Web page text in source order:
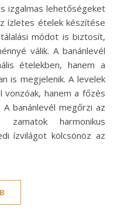
izgalmas lehetőségeket
ízletes ételek készítése
módot is biztosít,
válik. A banánlevél
ételekben, hanem a
is megjelenik. A levelek
vonzóak, hanem a főzés
banánlevél megőrzi az
harmonikus
ízvilágot kölcsönöz az